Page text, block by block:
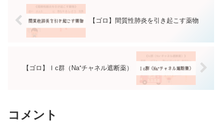
【ゴロ】間質性肺炎を引き起こす薬物
【ゴロ】Ⅰc群（Na⁺チャネル遮断薬）
コメント